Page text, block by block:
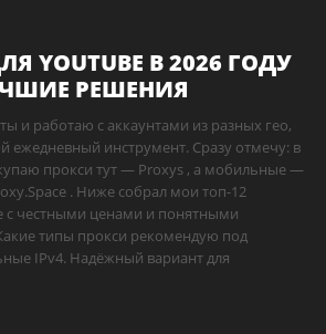
YOUTUBE В 2026 ГОДУ
РЕШЕНИЯ
и работаю с аккаунтами из разных гео,
ежедневный инструмент. Сразу отмечу: в
прокси тут — Proxys , а мобильные —
. Ниже собрал мои топ-12
с честными ценами и понятными
типы прокси рекомендую под
IPv4. Надёжный вариант для